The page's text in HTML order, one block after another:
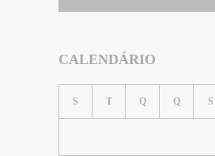
CALENDÁRIO
S T Q Q S